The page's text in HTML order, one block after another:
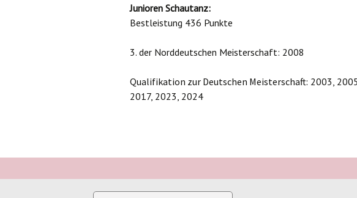
Junioren Schautanz:
Bestleistung 436 Punkte
3. der Norddeutschen Meisterschaft: 2008
Qualifikation zur Deutschen Meisterschaft: 2003,
2017, 2023, 2024